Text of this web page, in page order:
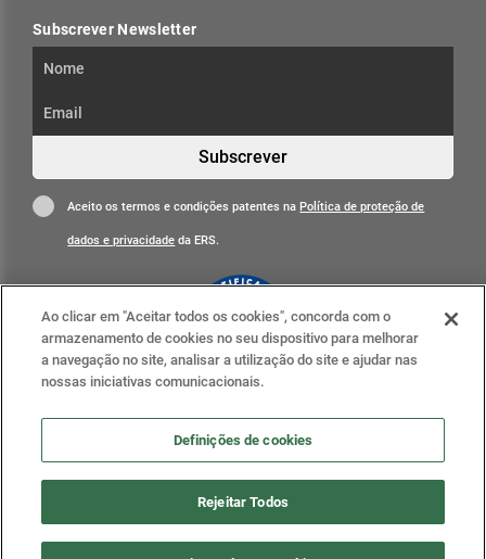
Subscrever Newsletter
Subscrever
Aceito os termos e condições patentes naPolítica de proteção de
dados e privacidade da ERS.
Clique para mais informações
ERS nas redes sociais
Ao clicar em "Aceitar todos os cookies", concorda com o
armazenamento de cookies no seu dispositivo para melhorar
a navegação no site, analisar a utilização do site e ajudar nas
nossas iniciativas comunicacionais.
Definições de cookies
Rejeitar Todos